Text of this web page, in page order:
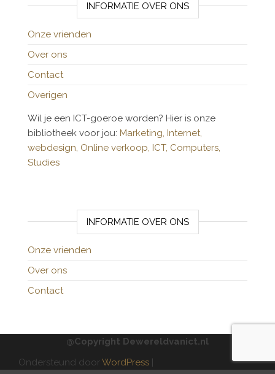
INFORMATIE OVER ONS
Onze vrienden
Over ons
Contact
Overigen
Wil je een ICT-goeroe worden? Hier is onze
bibliotheek voor jou: Marketing, Internet,
webdesign, Online verkoop, ICT, Computers,
Studies
INFORMATIE OVER ONS
Onze vrienden
Over ons
Contact
@Copyright Dewereldvanict.nl
Ondersteund doorWordPress